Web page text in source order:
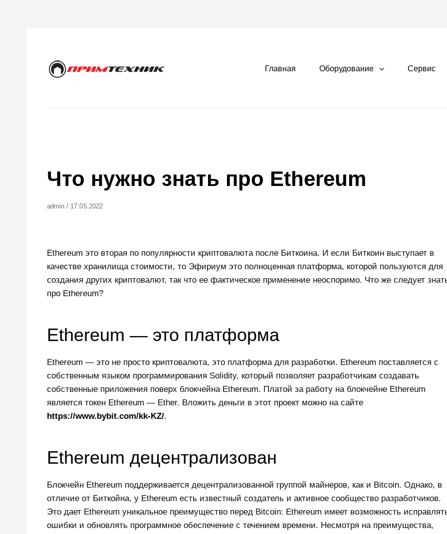
content
Главная Оборудование Сервис
Что нужно знать про Ethereum
Author
Admin / Posted
17.05.2022
Ethereum это вторая по популярности криптовалюта после Биткоина. И если Биткоин выступает в
качестве хранилища стоимости, то Эфириум это полноценная платформа, которой пользуются для
создания других криптовалют, так что ее фактическое применение неоспоримо. Что же следует
про Ethereum?
Ethereum — это платформа
Ethereum — это не просто криптовалюта, это платформа для разработки. Ethereum поставляется с
собственным языком программирования Solidity, который позволяет разработчикам создавать
собственные приложения поверх блокчейна Ethereum. Платой за работу на блокчейне Ethereum
является токен Ethereum — Ether. Вложить деньги в этот проект можно на сайте
https://www.bybit.com/kk-KZ/.
Ethereum децентрализован
Блокчейн Ethereum поддерживается децентрализованной группой майнеров, как и Bitcoin. Однако, в
отличие от Биткойна, у Ethereum есть известный создатель и активное сообщество разработчиков.
Это дает Ethereum уникальное преимущество перед Bitcoin: Ethereum имеет возможность
ошибки и обновлять программное обеспечение с течением времени. Несмотря на преимущества,